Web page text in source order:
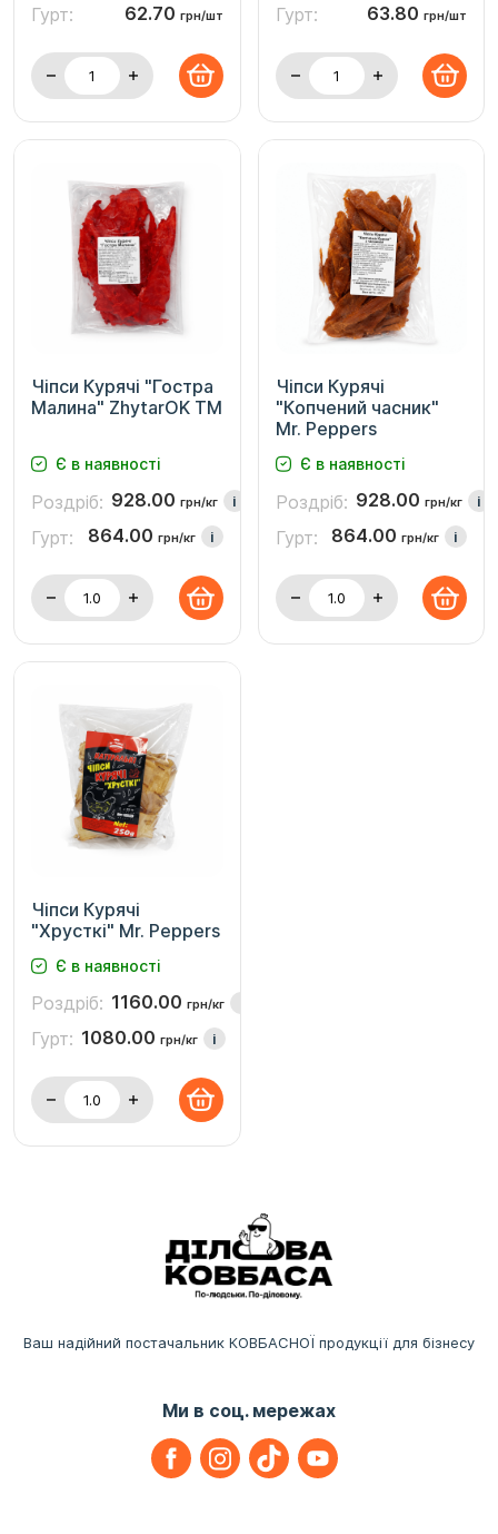
Гурт: 62.70 грн/шт Гурт: 63.80 грн/шт
Чіпси Курячі "Гостра
Малина" ZhytarOK TM
Є в наявності
Роздріб: 928.00 грн/кг i
Гурт: 864.00 грн/кг i
Чіпси Курячі
"Копчений часник"
Mr. Peppers
Є в наявності
Роздріб: 928.00 грн/кг i
Гурт: 864.00 грн/кг i
Чіпси Курячі
"Хрусткі" Mr. Peppers
Є в наявності
Роздріб: 1160.00 грн/кг
Гурт: 1080.00 грн/кг i
Ваш надійний постачальник КОВБАСНОЇ продукції для бізнесу
Ми в соц. мережах